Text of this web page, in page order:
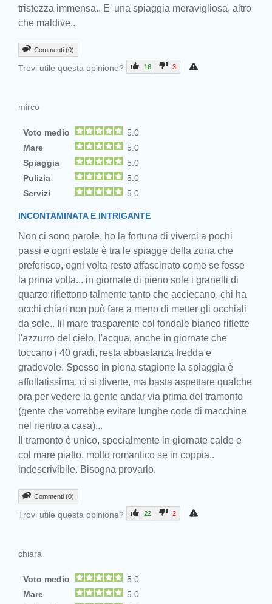
tristezza immensa.. E' una spiaggia meravigliosa, altro
che maldive..
Commenti (0)
Trovi utile questa opinione? 16 3
mirco
Voto medio
5.0
Mare
5.0
Spiaggia
5.0
Pulizia
5.0
Servizi
5.0
INCONTAMINATA E INTRIGANTE
Non ci sono parole, ho la fortuna di viverci a pochi
passi e ogni estate è tra le spiagge della zona che
preferisco, ogni volta resto affascinato come se fosse
la prima volta... in giornate di pieno sole i granelli di
quarzo riflettono talmente tanto che acciecano, chi ha
occhi chiari non può fare a meno di metter gli occhiali
da sole.. Iil mare trasparente col fondale bianco riflette
l'azzurro del cielo, l'acqua, anche in giornate che
toccano i 40 gradi, resta abbastanza fredda e
gradevole. Spesso in piena stagione la spiaggia è
affollatissima, ci si diverte, ma basta aspettare qualche
ora per vedere la gente andar via prima del tramonto
(gente che vorrebbe evitare lunghe code di macchine
nel rientro a casa)...
Il tramonto è unico, specialmente in giornate calde e
col mare piatto, molto romantico se in coppia..
indescrivibile. Bisogna provarlo.
Commenti (0)
Trovi utile questa opinione? 22 2
chiara
Voto medio
5.0
Mare
5.0